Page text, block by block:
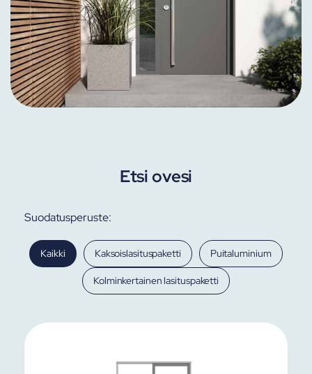
Etsi ovesi
Suodatusperuste:
Kaikki Kaksoislasituspaketti Puitaluminium
Kolminkertainen lasituspaketti